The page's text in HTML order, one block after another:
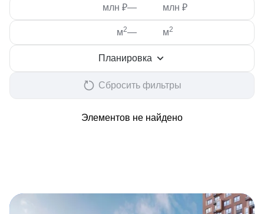
млн ₽— млн ₽
м2— м2
Планировка
Сбросить фильтры
Элементов не найдено